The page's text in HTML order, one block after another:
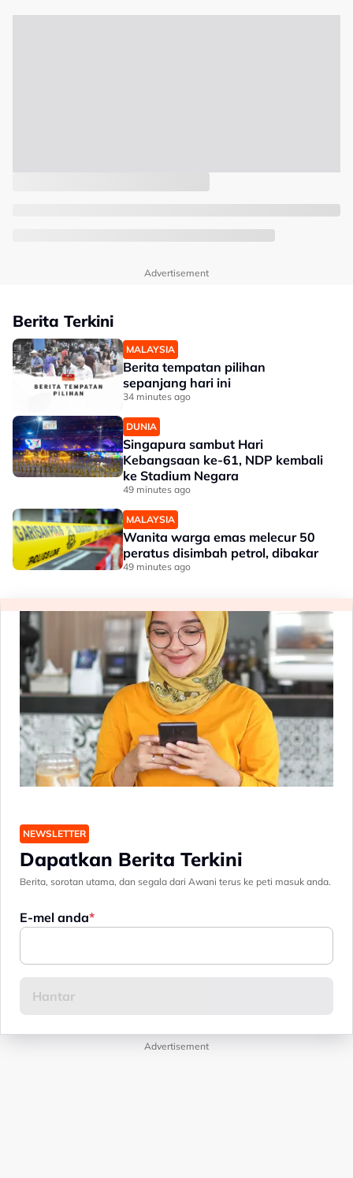
Advertisement
Berita Terkini
MALAYSIA
Berita tempatan pilihan
sepanjang hari ini
34 minutes ago
DUNIA
Singapura sambut Hari
Kebangsaan ke-61, NDP kembali
ke Stadium Negara
49 minutes ago
MALAYSIA
Wanita warga emas melecur 50
peratus disimbah petrol, dibakar
49 minutes ago
NEWSLETTER
Dapatkan Berita Terkini
Berita, sorotan utama, dan segala dari Awani terus ke peti masuk anda.
E-mel anda
Advertisement